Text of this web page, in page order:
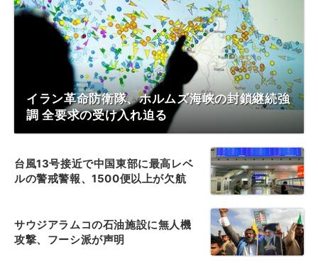
イラン革命防衛隊、ホルムズ海峡の封鎖継続強
調 全要求の受け入れ迫る
台風13号接近で中国東部に最高レベ
ルの警戒警報、1500便以上が欠航
サウジアラムコの石油施設に無人機
攻撃、フーシ派が声明